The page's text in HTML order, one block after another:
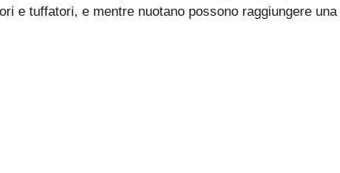
e tuffatori, e mentre nuotano possono raggiungere una